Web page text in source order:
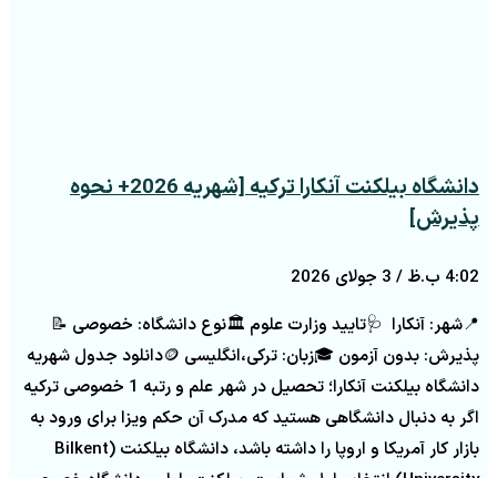
دانشگاه بیلکنت آنکارا ترکیه [شهریه 2026+ نحوه
پذیرش]
4:02 ب.ظ
📍شهر: آنکارا 🩺تایید وزارت علوم 🏛️نوع دانشگاه: خصوصی 📝
پذیرش: بدون آزمون 🎓زبان: ترکی،انگلیسی 🪙دانلود جدول شهریه
دانشگاه بیلکنت آنکارا؛ تحصیل در شهر علم و رتبه 1 خصوصی ترکیه
اگر به دنبال دانشگاهی هستید که مدرک آن حکم ویزا برای ورود به
بازار کار آمریکا و اروپا را داشته باشد، دانشگاه بیلکنت (Bilkent